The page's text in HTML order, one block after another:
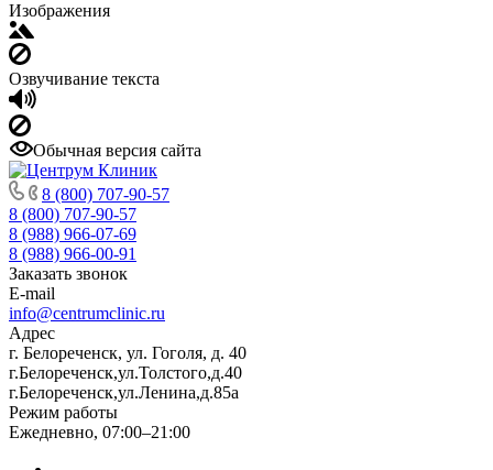
Изображения
Озвучивание текста
Обычная версия сайта
8 (800) 707-90-57
8 (800) 707-90-57
8 (988) 966-07-69
8 (988) 966-00-91
Заказать звонок
E-mail
info@centrumclinic.ru
Адрес
г. Белореченск, ул. Гоголя, д. 40
г.Белореченск,ул.Толстого,д.40
г.Белореченск,ул.Ленина,д.85а
Режим работы
Ежедневно, 07:00–21:00